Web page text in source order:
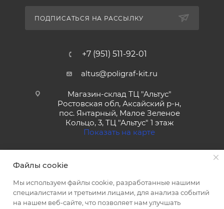
ПОДПИСАТЬСЯ НА РАССЫЛКУ
+7 (951) 511-92-01
altus@poligraf-kit.ru
Магазин-склад ТЦ "Альтус"
Ростовская обл, Аксайский р-н,
пос. Янтарный, Малое Зеленое
Кольцо, 3, ТЦ "Альтус" 1 этаж
Показать на карте
Файлы cookie
Мы используем файлы cookie, разработанные нашими
специалистами и третьими лицами, для анализа событий
на нашем веб-сайте, что позволяет нам улучшать